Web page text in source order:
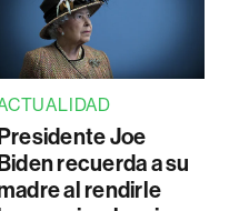
Joe
recuerda a su
al rendirle